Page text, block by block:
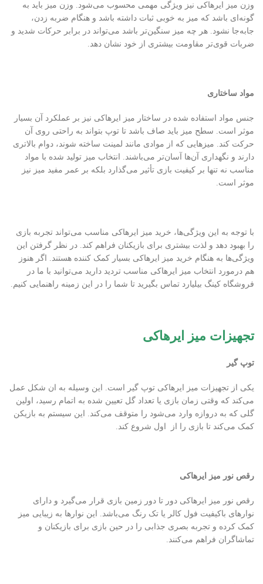
وزن میز ایرهاکی نیز ویژگی مهمی محسوب می‌شود. وزن میز باید به
گونه‌ای باشد که میز به خوبی ثبات داشته باشد و هنگام ضربه زدن،
جابه‌جا نشود. هر چه میز سنگین‌تر باشد می‌تواند در برابر حرکات شدید و
ضربات قوی‌تر مقاومت بیشتری از خود نشان دهد.
مواد ساختاری
جنس مواد استفاده شده در ساختار میز ایرهاکی نیز بر عملکرد آن بسیار
موثر است. سطح میز باید صاف باشد تا توپ بتواند به راحتی روی آن
حرکت کند. میزهایی که از موادی مانند لمینت ساخته شوند، دوام بالاتری
دارند و نگهداری آن‌ها آسان‌تر می‌باشند. انتخاب میز تولید شده با مواد
مناسب نه تنها بر کیفیت بازی تأثیر می‌گذارد بلکه بر عمر مفید میز نیز
موثر است.
با توجه به این ویژگی‌ها، خرید میز ایرهاکی مناسب می‌تواند تجربه بازی
را بهبود دهد و لذت بیشتری برای بازیکنان فراهم کند. در نظر گرفتن این
ویژگی‌ها به هنگام خرید میز ایرهاکی بسیار کمک کننده هستند. اگر هنوز
هم درمورد انتخاب میز ایرهاکی مناسب تردید دارید می‌توانید با ما در
فروشگاه کینگ بیلیارد تماس بگیرید تا شما را در این زمینه راهنمایی کنیم.
تجهیزات میز ایرهاکی
توپ گیر
یکی از تجهیزات میز ایرهاکی توپ گیر است. این وسیله به ان شکل عمل
می‌کند که وقتی زمان بازی یا تعداد گل تعیین شده به اتمام رسید، اولین
گلی که به دروازه وارد می‌شود را متوقف می‌کند. این سیستم به بازیکن
کمک می‌کند تا بازی را از اول شروع کند.
رقص نور میز ایرهاکی
رقص نور میز ایرهاکی دور تا دور زمین بازی قرار می‌گیرد و دارای
نوارهای باکیفیت فول کالر یا تک رنگ می‌باشد. این نوارها به زیبایی میز
کمک کرده و تجربه بصری جذابی را در حین بازی برای بازیکنان و
تماشاگران فراهم می‌کنند.